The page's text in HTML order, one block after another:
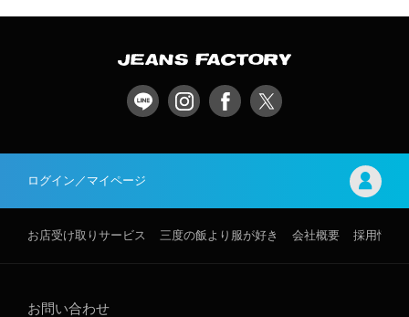
ログイン／マイページ
お店受け取りサービス 三度の飯より服が好き 会社概要 採用情報
お問い合わせ